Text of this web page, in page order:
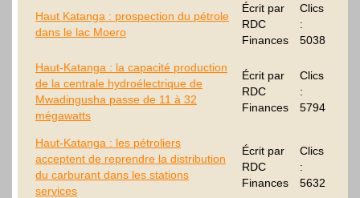
Haut Katanga : prospection du pétrole
dans le lac Moero
Écrit par
RDC
Finances
Clics
:
5038
Haut-Katanga : la capacité production
de la centrale hydroélectrique de
Mwadingusha passe de 11 à 32
mégawatts
Écrit par
RDC
Finances
Clics
:
5794
Haut-Katanga : les pétroliers
acceptent de reprendre la distribution
du carburant dans les stations
services
Écrit par
RDC
Finances
Clics
:
5632